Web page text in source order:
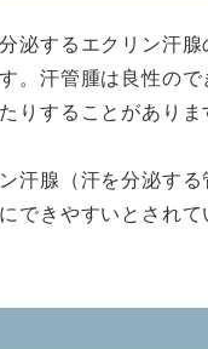
泌するエクリン汗
。汗管腫は良性の
りすることがあり
汗腺（汗を分泌す
できやすいとされ